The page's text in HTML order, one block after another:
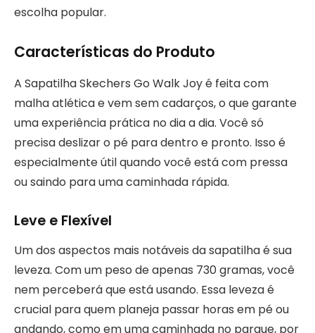
escolha popular.
Características do Produto
A Sapatilha Skechers Go Walk Joy é feita com
malha atlética e vem sem cadarços, o que garante
uma experiência prática no dia a dia. Você só
precisa deslizar o pé para dentro e pronto. Isso é
especialmente útil quando você está com pressa
ou saindo para uma caminhada rápida.
Leve e Flexível
Um dos aspectos mais notáveis da sapatilha é sua
leveza. Com um peso de apenas 730 gramas, você
nem perceberá que está usando. Essa leveza é
crucial para quem planeja passar horas em pé ou
andando, como em uma caminhada no parque, por